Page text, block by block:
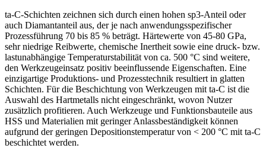
ta-C-Schichten zeichnen sich durch einen hohen sp3-Anteil oder
auch Diamantanteil aus, der je nach anwendungsspezifischer
Prozessführung 70 bis 85 % beträgt. Härtewerte von 45-80 GPa,
sehr niedrige Reibwerte, chemische Inertheit sowie eine druck- bzw.
lastunabhängige Temperaturstabilität von ca. 500 °C sind weitere,
den Werkzeugeinsatz positiv beeinflussende Eigenschaften. Eine
einzigartige Produktions- und Prozesstechnik resultiert in glatten
Schichten. Für die Beschichtung von Werkzeugen mit ta-C ist die
Auswahl des Hartmetalls nicht eingeschränkt, wovon Nutzer
zusätzlich profitieren. Auch Werkzeuge und Funktionsbauteile aus
HSS und Materialien mit geringer Anlassbeständigkeit können
aufgrund der geringen Depositionstemperatur von < 200 °C mit ta-C
beschichtet werden.